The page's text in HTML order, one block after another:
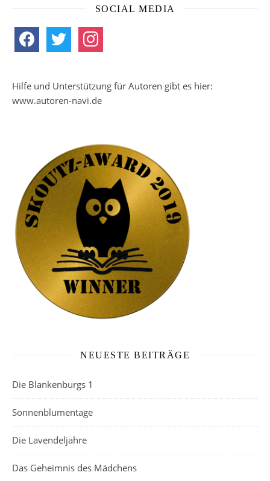
SOCIAL MEDIA
facebook twitter instagram
Hilfe und Unterstützung für Autoren gibt es hier:
www.autoren-navi.de
NEUESTE BEITRÄGE
Die Blankenburgs 1
Sonnenblumentage
Die Lavendeljahre
Das Geheimnis des Mädchens